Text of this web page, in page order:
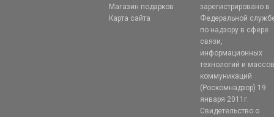
Магазин подарков
Карта сайта
зарегистрировано в
Федеральной
по надзору в сфере
связи,
информационных
технологий и
коммуникаций
(Роскомнадзор) 19
января 2011г.
Свидетельство о